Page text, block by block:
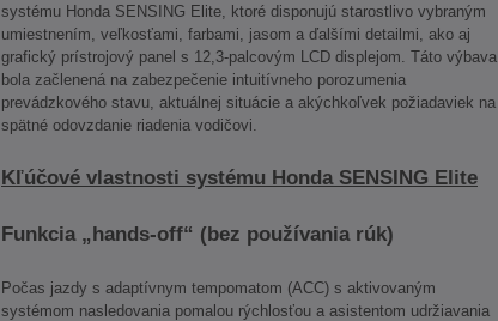
systému Honda SENSING Elite, ktoré disponujú starostlivo vybraným
umiestnením, veľkosťami, farbami, jasom a ďalšími detailmi, ako aj
grafický prístrojový panel s 12,3-palcovým LCD displejom. Táto výbava
bola začlenená na zabezpečenie intuitívneho porozumenia
prevádzkového stavu, aktuálnej situácie a akýchkoľvek požiadaviek na
spätné odovzdanie riadenia vodičovi.
Kľúčové vlastnosti systému Honda SENSING Elite
Funkcia „hands-off“ (bez používania rúk)
Počas jazdy s adaptívnym tempomatom (ACC) s aktivovaným
systémom nasledovania pomalou rýchlosťou a asistentom udržiavania